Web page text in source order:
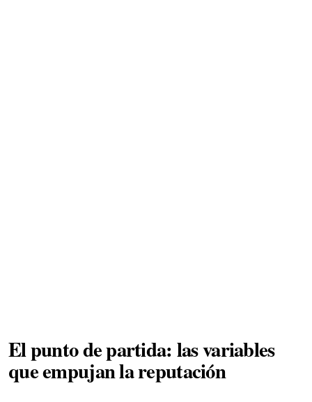
El punto de partida: las variables
que empujan la reputación